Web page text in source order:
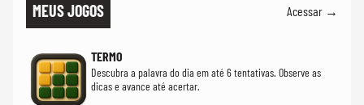
MEUS JOGOS Acessar →
TERMO
Descubra a palavra do dia em até 6 tentativas. Observe as
dicas e avance até acertar.